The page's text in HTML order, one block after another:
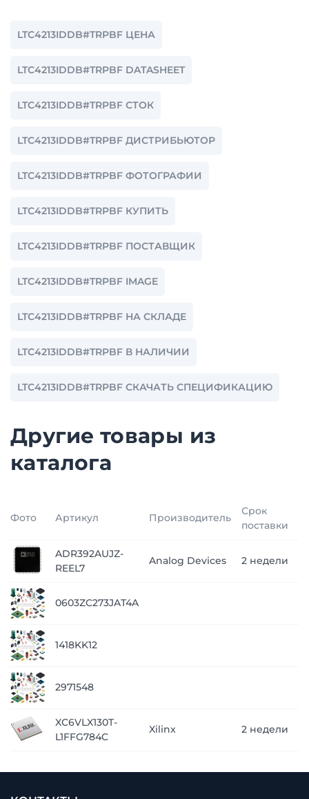
LTC4213IDDB#TRPBF ЦЕНА
LTC4213IDDB#TRPBF DATASHEET
LTC4213IDDB#TRPBF СТОК
LTC4213IDDB#TRPBF ДИСТРИБЬЮТОР
LTC4213IDDB#TRPBF ФОТОГРАФИИ
LTC4213IDDB#TRPBF КУПИТЬ
LTC4213IDDB#TRPBF ПОСТАВЩИК
LTC4213IDDB#TRPBF IMAGE
LTC4213IDDB#TRPBF НА СКЛАДЕ
LTC4213IDDB#TRPBF В НАЛИЧИИ
LTC4213IDDB#TRPBF СКАЧАТЬ СПЕЦИФИКАЦИЮ
Другие товары из
каталога
Фото Артикул Производитель
Срок
поставки
ADR392AUJZ-
REEL7
Analog Devices 2 недели
0603ZC273JAT4A
1418KK12
2971548
XC6VLX130T-
L1FFG784C
Xilinx 2 недели